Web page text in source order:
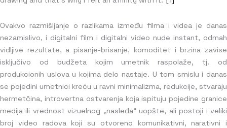
Ovakvo razmišljanje o razlikama između filma i videa je danas
nezamislivo, i digitalni film i digitalni video nude instant, odmah
vidljive rezultate, a pisanje-brisanje, komoditet i brzina zavise
isključivo od budžeta kojim umetnik raspolaže, tj. od
produkcionih uslova u kojima delo nastaje. U tom smislu i danas
se pojedini umetnici kreću u ravni minimalizma, redukcije, stvaraju
hermetčina, introvertna ostvarenja koja ispituju pojedine granice
medija ili vrednost vizuelnog „nasleđa“ uopšte, ali postoji i veliki
broj video radova koji su otvoreno komunikativni, narativni i